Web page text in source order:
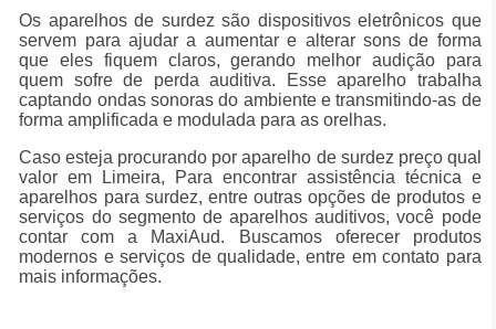
Os aparelhos de surdez são dispositivos eletrônicos que
servem para ajudar a aumentar e alterar sons de forma
que eles fiquem claros, gerando melhor audição para
quem sofre de perda auditiva. Esse aparelho trabalha
captando ondas sonoras do ambiente e transmitindo-as de
forma amplificada e modulada para as orelhas.
Caso esteja procurando por aparelho de surdez preço qual
valor em Limeira, Para encontrar assistência técnica e
aparelhos para surdez, entre outras opções de produtos e
serviços do segmento de aparelhos auditivos, você pode
contar com a MaxiAud. Buscamos oferecer produtos
modernos e serviços de qualidade, entre em contato para
mais informações.